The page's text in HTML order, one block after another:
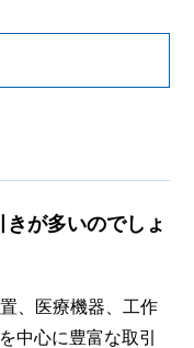
が多いのでしょ
、医療機器、工作
中心に豊富な取引